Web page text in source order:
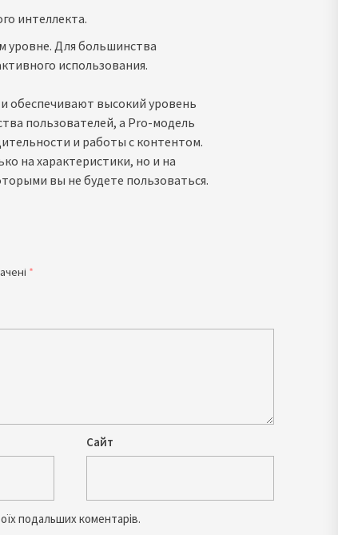
интеллекта.
уровне. Для большинства
использования.
обеспечивают высокий уровень
пользователей, а Pro-модель
и работы с контентом.
на характеристики, но и на
вы не будете пользоваться.
*
Сайт
подальших коментарів.